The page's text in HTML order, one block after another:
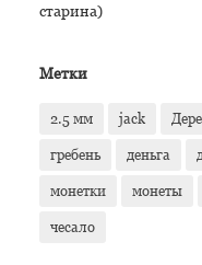
старина)
Метки
2.5 мм jack
гребень деньга
монетки монеты
чесало